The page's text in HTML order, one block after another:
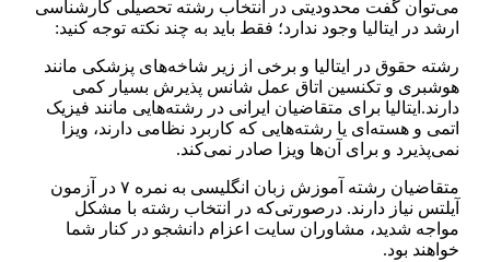
می‌توان گفت محدودیتی در انتخاب رشته تحصیلی کارشناسی
ارشد در ایتالیا وجود ندارد؛ فقط باید به چند نکته توجه کنید:
رشته حقوق در ایتالیا و برخی از زیر شاخه‌های پزشکی مانند
هوشبری و تکنسین اتاق عمل شانس پذیرش بسیار کمی
دارند.ایتالیا برای متقاضیان ایرانی در رشته‌هایی مانند فیزیک
اتمی و هسته‌ای یا رشته‌هایی که کاربرد نظامی دارند، ویزا
نمی‌پذیرد و برای آن‌ها ویزا صادر نمی‌کند.
متقاضیان رشته آموزش زبان انگلیسی به نمره ۷ در آزمون
آیلتس نیاز دارند. درصورتی‌که در انتخاب رشته با مشکل
مواجه شدید، مشاوران سایت اعزام دانشجو در کنار شما
خواهند بود.